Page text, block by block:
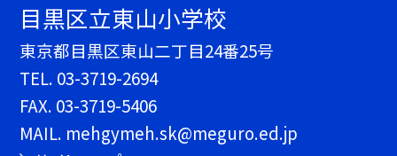
目黒区立東山小学校
東京都目黒区東山二丁目24番25号
TEL. 03-3719-2694
FAX. 03-3719-5406
MAIL. mehgymeh.sk@meguro.ed.jp